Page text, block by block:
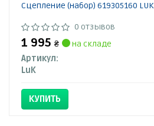
Сцепление (набор) 619305160 LUK
0 отзывов
1 995 ₴
на складе
Артикул:
LuK
КУПИТЬ